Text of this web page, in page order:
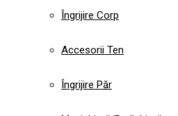
Îngrijire Corp
Accesorii Ten
Îngrijire Păr